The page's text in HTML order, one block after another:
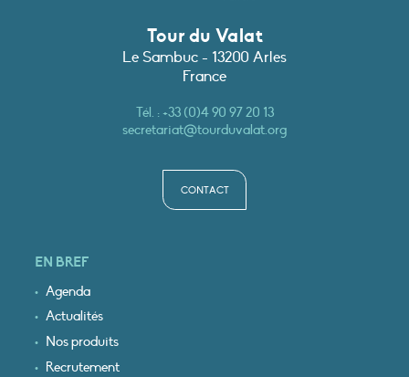
Tour du Valat
Le Sambuc - 13200 Arles
France
Tél. :+33 (0)4 90 97 20 13
secretariat@tourduvalat.org
CONTACT
EN BREF
Agenda
Actualités
Nos produits
Recrutement